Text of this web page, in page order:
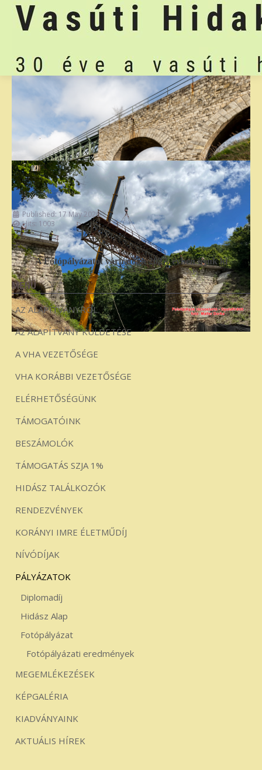
Published: 17 May 2026
Hits: 1003
A Fotópályázatot várhatóan 2027. évben írjuk ki
MENÜ
AZ ALAPÍTVÁNYRÓL
Az ALAPÍTVÁNY KÜLDETÉSE
A VHA VEZETŐSÉGE
VHA KORÁBBI VEZETŐSÉGE
ELÉRHETŐSÉGÜNK
TÁMOGATÓINK
BESZÁMOLÓK
TÁMOGATÁS SZJA 1%
HIDÁSZ TALÁLKOZÓK
RENDEZVÉNYEK
KORÁNYI IMRE ÉLETMŰDÍJ
NÍVÓDÍJAK
PÁLYÁZATOK
Diplomadíj
Hidász Alap
Fotópályázat
Fotópályázati eredmények
MEGEMLÉKEZÉSEK
KÉPGALÉRIA
KIADVÁNYAINK
AKTUÁLIS HÍREK